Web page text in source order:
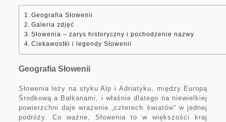
Geografia Słowenii
Galeria zdjęć
Słowenia – zarys historyczny i pochodzenie nazwy
Ciekawostki i legendy Słowenii
Geografia Słowenii
Słowenia leży na styku Alp i Adriatyku, między Europą
Środkową a Bałkanami, i właśnie dlatego na niewielkiej
powierzchni daje wrażenie „czterech światów” w jednej
podróży. Co ważne, Słowenia to w większości kraj